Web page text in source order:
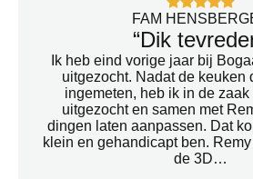
FAM
“Dik
Ik heb eind vorige jaar bij
uitgezocht. Nadat de keuken
ingemeten, heb ik in de zaak
uitgezocht en samen met
dingen laten aanpassen. Dat
klein en gehandicapt ben.
de 3D…